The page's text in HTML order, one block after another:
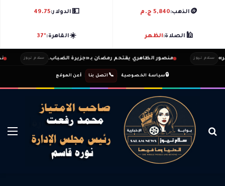
🪙 الذهب:5,840 ج.م 💵 الدولار:49.75
🕌 الصلاة:الظهر ☀️القاهرة:37°
نيوز منصور الظاهري يقتحم رمضان بـ«جزيرة الضباب. سلام نيوز ندي
🔒سياسة الخصوصية 📞 اتصل بنا ℹ️عن الموقع
بحث عن